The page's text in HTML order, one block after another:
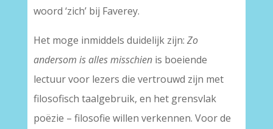
woord ‘zich’ bij Faverey.
Het moge inmiddels duidelijk zijn: Zo
andersom is alles misschienis boeiende
lectuur voor lezers die vertrouwd zijn met
filosofisch taalgebruik, en het grensvlak
poëzie – filosofie willen verkennen. Voor de